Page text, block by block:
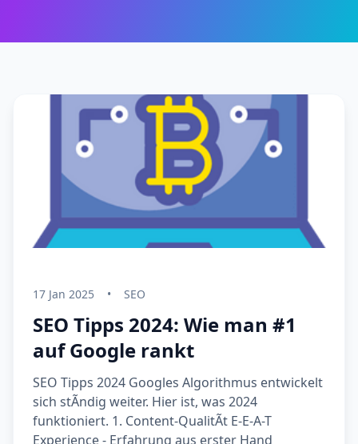
17 Jan 2025 • SEO
SEO Tipps 2024: Wie man #1
auf Google rankt
SEO Tipps 2024 Googles Algorithmus entwickelt
sich stÃndig weiter. Hier ist, was 2024
funktioniert. 1. Content-QualitÃt E-E-A-T
Experience - Erfahrung aus erster Hand